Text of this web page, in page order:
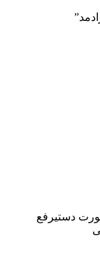
دستیرفع